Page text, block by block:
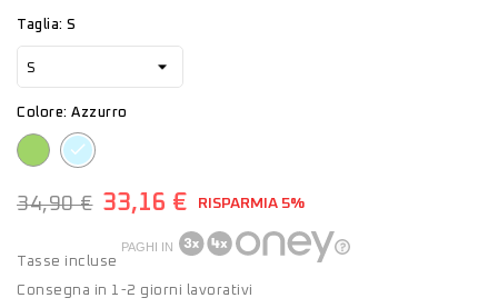
Taglia: S
Colore: Azzurro
VerdeAzzurro
34,90 € 33,16 € RISPARMIA 5%
Tasse incluse
PAGHI IN
Consegna in 1-2 giorni lavorativi